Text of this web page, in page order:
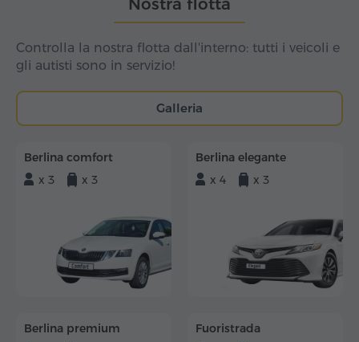
Nostra flotta
Controlla la nostra flotta dall'interno: tutti i veicoli e
gli autisti sono in servizio!
Galleria
Berlina comfort
x 3
x 3
Berlina elegante
x 4
x 3
Berlina premium
Fuoristrada